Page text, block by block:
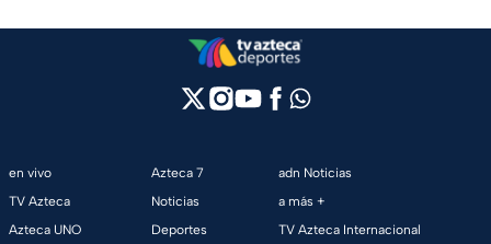
en vivo
TV Azteca
Azteca UNO
Azteca 7
Noticias
Deportes
adn Noticias
a más +
TV Azteca Internacional